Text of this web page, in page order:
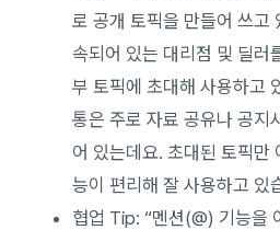
로 공개 토픽을 만들어 쓰고
속되어 있는 대리점 및 딜러
부 토픽에 초대해 사용하고
통은 주로 자료 공유나 공지
어 있는데요. 초대된 토픽만
능이 편리해 잘 사용하고 있
협업 Tip: “멘션(@) 기능을